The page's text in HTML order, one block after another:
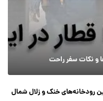
و نکات سفر راحت
رودخانه‌های خنک و زلال شمال